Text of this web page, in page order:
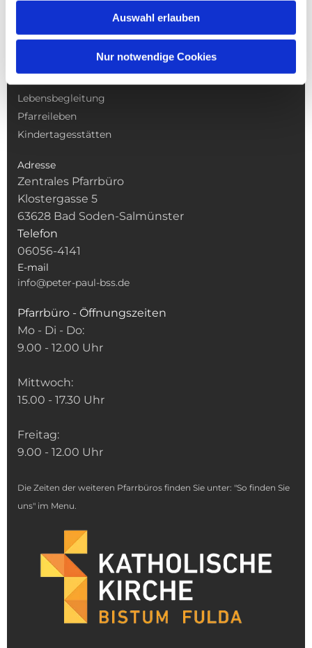
Auswahl erlauben
Nur notwendige Cookies
NAVIGATION
Lebensbegleitung
Pfarreileben
Kindertagesstätten
Adresse
Zentrales Pfarrbüro
Klostergasse 5
63628 Bad Soden-Salmünster
Telefon
06056-4141
E-mail
info@peter-paul-bss.de
Pfarrbüro - Öffnungszeiten
Mo - Di - Do:
9.00 - 12.00 Uhr
Mittwoch:
15.00 - 17.30 Uhr
Freitag:
9.00 - 12.00 Uhr
Die Zeiten der weiteren Pfarrbüros finden Sie unter: "So finden Sie
uns" im Menu.